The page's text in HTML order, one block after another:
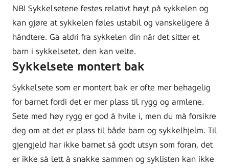
NB! Sykkelsetene festes relativt høyt på sykkelen og
kan gjøre at sykkelen føles ustabil og vanskeligere å
håndtere. Gå aldri fra sykkelen din når det sitter et
barn i sykkelsetet, den kan velte.
Sykkelsete montert bak
Sykkelsete som er montert bak er ofte mer behagelig
for barnet fordi det er mer plass til rygg og armlene.
Sete med høy rygg er god å hvile i, men du må forsikre
deg om at det er plass til både barn og sykkelhjelm. Til
gjengjeld har ikke barnet så godt utsyn som foran, det
er ikke så lett å snakke sammen og syklisten kan ikke